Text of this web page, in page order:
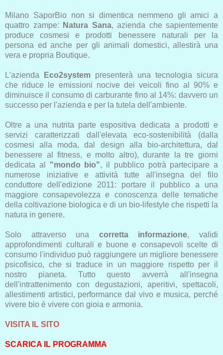
Milano SaporBio non si dimentica nemmeno gli amici a
quattro zampe:
Natura Sana, azienda che sapientemente
produce cosmesi e prodotti benessere naturali per la
persona ed anche per gli animali domestici, allestirà una
vera e propria Boutique.
L'azienda Eco2system presenterà una tecnologia sicura
che riduce le emissioni nocive dei veicoli fino al 90% e
diminuisce il consumo di carburante fino al 14%: davvero un
successo per l'azienda e per la tutela dell'ambiente.
Oltre a una nutrita parte espositiva dedicata a prodotti e
servizi caratterizzati dall'elevata eco-sostenibilità (dalla
cosmesi alla moda, dal design alla bio-architettura, dal
benessere al fitness, e molto altro), durante la tre giorni
dedicata al "mondo bio", il pubblico potrà partecipare a
numerose iniziative e attività tutte all'insegna del filo
conduttore dell'edizione 2011: portare il pubblico a una
maggiore consapevolezza e conoscenza delle tematiche
della coltivazione biologica e di un bio-lifestyle che rispetti la
natura in genere.
Solo attraverso una corretta informazione, validi
approfondimenti culturali e buone e consapevoli scelte di
consumo l'individuo può raggiungere un migliore benessere
psicofisico, che si traduce in un maggiore rispetto per il
nostro pianeta. Tutto questo avverrà all'insegna
dell'intrattenimento con degustazioni, aperitivi, spettacoli,
allestimenti artistici, performance dal vivo e musica, perché
vivere bio è vivere con gioia e armonia.
VISITA IL SITO
SCARICA IL PROGRAMMA